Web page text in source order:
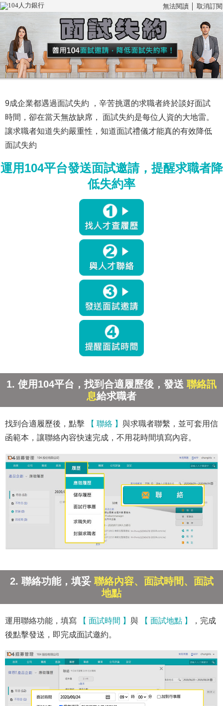
無法閱讀 │取消訂閱
9成企業都遇過面試失約
，辛苦挑選的求職者終於談好面試
時間，卻在當天無故缺席， 面試失約是每位人資的大地雷。
讓求職者知道失約嚴重性，知道面試禮儀才能真的有效降低
面試失約
運用104平台發送面試邀請，提醒求職者降
低失約率
1. 使用104平台，找到合適履歷後，發送 聯絡訊
息給求職者
找到合適履歷後，點擊 【 聯絡 】 與求職者聯繫，並可套用信
函範本，讓聯絡內容快速完成，不用花時間填寫內容。
2. 聯絡功能，填妥 聯絡內容、面試時間、面試
地點
運用聯絡功能，填寫 【 面試時間 】 與 【 面試地點 】
，完成
後點擊發送，即完成面試邀約。